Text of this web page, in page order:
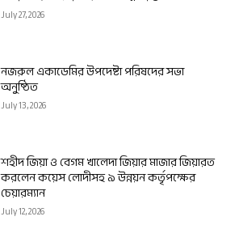
July 27, 2026
নজরুল একাডেমির উপদেষ্টা পরিষদের সভা
অনুষ্ঠিত
July 13, 2026
শহীদ জিয়া ও বেগম খালেদা জিয়ার মাজার জিয়ারত
করলেন কয়েস লোদীসহ ৯ উন্নয়ন কর্তৃপক্ষের
চেয়ারম্যান
July 12, 2026